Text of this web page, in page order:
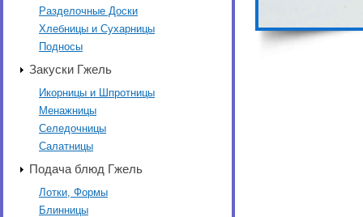
Разделочные Доски
Хлебницы и Сухарницы
Подносы
Закуски Гжель
Икорницы и Шпротницы
Менажницы
Селедочницы
Салатницы
Подача блюд Гжель
Лотки, Формы
Блинницы